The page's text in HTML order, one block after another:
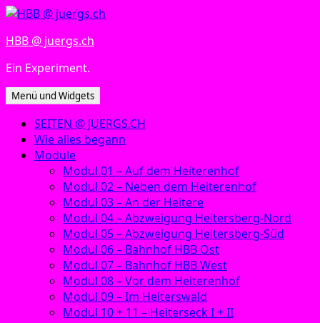
Zum
springen
HBB @ juergs.ch
Ein Experiment.
Menü und Widgets
SEITEN @ JUERGS.CH
Wie alles begann
Module
Modul 01 – Auf dem Heiterenhof
Modul 02 – Neben dem Heiterenhof
Modul 03 – An der Heitere
Modul 04 – Abzweigung Heitersberg-Nord
Modul 05 – Abzweigung Heitersberg-Süd
Modul 06 – Bahnhof HBB Ost
Modul 07 – Bahnhof HBB West
Modul 08 – Vor dem Heiterenhof
Modul 09 – Im Heiterswald
Modul 10 + 11 – Heiterseck I + II